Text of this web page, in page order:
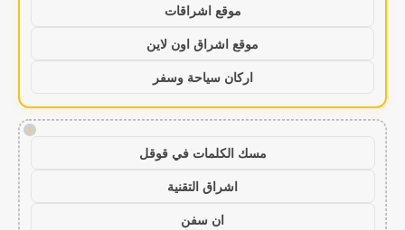
موقع اشراقات
موقع اشراق اون لاين
اركان سياحة وسفر
!
مسك الكلمات في قوقل
اشراق التقنية
ان سفن